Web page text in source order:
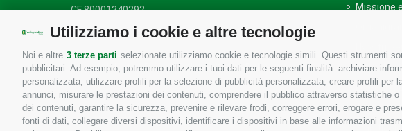
Utilizziamo i cookie e altre tecnologie
Noi e altre 3 terze parti selezionate utilizziamo cookie e tecnologie simili. Questi strumenti
pubblicitari. Ad esempio, potremmo utilizzare i tuoi dati per le seguenti finalità: archiviare
personalizzata, utilizzare profili per la selezione di pubblicità personalizzata, creare profili
annunci, misurare le prestazioni dei contenuti, comprendere il pubblico attraverso
dei contenuti, garantire la sicurezza, prevenire e rilevare frodi, correggere errori, erogare e
fonti di dati, collegare diversi dispositivi, identificare i dispositivi in base alle informazioni
CF 80001240292
Mappa del sito/Privacy Policy /Cookie Policy
Missione
Uffici
Le Sedi di
Agricoltori